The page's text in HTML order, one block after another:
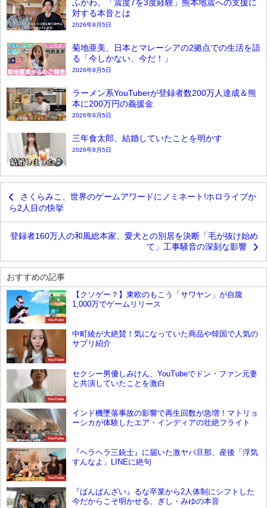
ふかわ。「震度7を3度経験」熊本地震への支援に
対する本音とは
2026年8月5日
菊地亜美、日本とマレーシアの2拠点での生活を語
る「今しかない、今だ！」
2026年8月5日
ラーメン系YouTuberが登録者数200万人達成＆熊
本に200万円の義援金
2026年8月5日
三年食太郎、結婚していたことを明かす
2026年8月5日
さくらみこ、世界のゲームアワードにノミネート!ホロライブか
ら2人目の快挙
登録者160万人の和風総本家、愛犬との別居を決断「毛が抜け始め
て」工事騒音の深刻な影響
おすすめの記事
YouTube
【クソゲー？】東欧のもこう「サワヤン」が自腹
1,000万でゲームリリース
YouTube
中町綾が大絶賛！気になっていた商品や韓国で人気の
サプリ紹介
YouTube
セクシー男優しみけん、YouTubeでドン・ファン元妻
と共演していたことを激白
YouTube
インド機墜落事故の影響で再生回数が急増！マトリョ
ーシカが体験したエア・インディアの壮絶フライト
YouTube
『ヘラヘラ三銃士』に届いた激ヤバ旦那、産後「浮気
すんなよ」LINEに絶句
『ばんばんざい』るな卒業から2人体制にシフトした
今だからこそ明かせる、ぎし・みゆの本音